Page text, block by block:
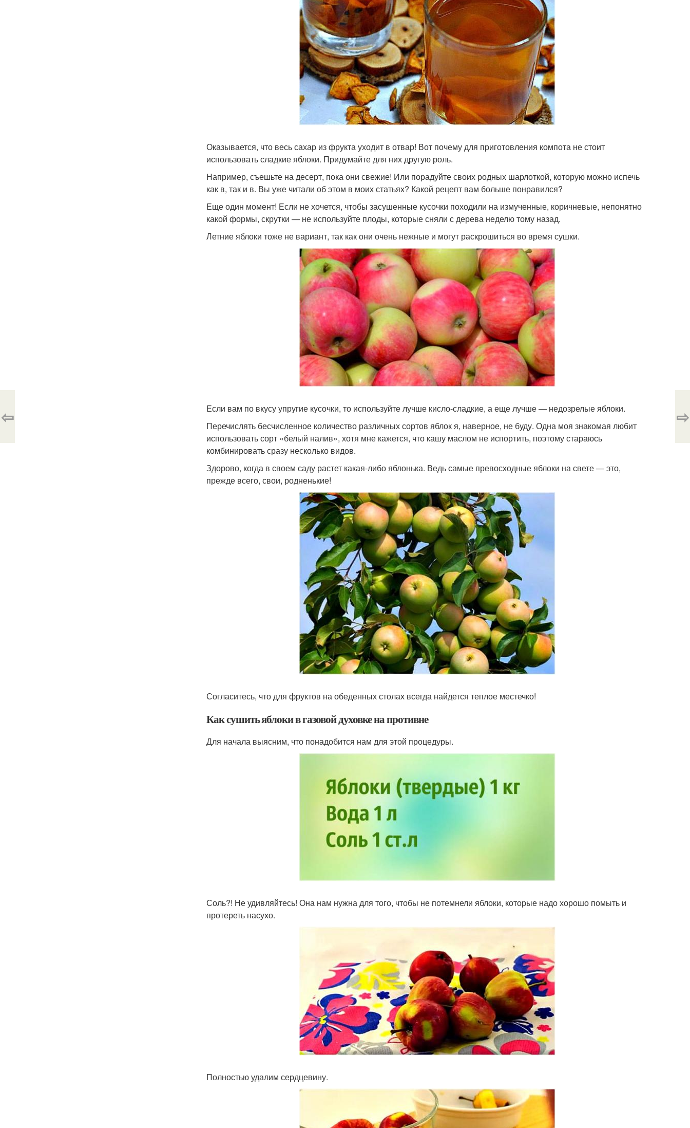
Оказывается, что весь сахар из фрукта уходит в отвар! Вот почему для приготовления компота не стоит
использовать сладкие яблоки. Придумайте для них другую роль.
Например, съешьте на десерт, пока они свежие! Или порадуйте своих родных шарлоткой, которую можно испечь
как в, так и в. Вы уже читали об этом в моих статьях? Какой рецепт вам больше понравился?
Еще один момент! Если не хочется, чтобы засушенные кусочки походили на измученные, коричневые, непонятно
какой формы, скрутки — не используйте плоды, которые сняли с дерева неделю тому назад.
Летние яблоки тоже не вариант, так как они очень нежные и могут раскрошиться во время сушки.
Если вам по вкусу упругие кусочки, то используйте лучше кисло-сладкие, а еще лучше — недозрелые яблоки.
Перечислять бесчисленное количество различных сортов яблок я, наверное, не буду. Одна моя знакомая любит
использовать сорт «белый налив», хотя мне кажется, что кашу маслом не испортить, поэтому стараюсь
комбинировать сразу несколько видов.
Здорово, когда в своем саду растет какая-либо яблонька. Ведь самые превосходные яблоки на свете — это,
прежде всего, свои, родненькие!
Согласитесь, что для фруктов на обеденных столах всегда найдется теплое местечко!
Как сушить яблоки в газовой духовке на противне
Для начала выясним, что понадобится нам для этой процедуры.
Соль?! Не удивляйтесь! Она нам нужна для того, чтобы не потемнели яблоки, которые надо хорошо помыть и
протереть насухо.
Полностью удалим сердцевину.
⇦ ⇨